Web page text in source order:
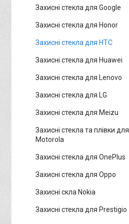
Захисні стекла для Google
Захисні стекла для Honor
Захисні стекла для HTC
Захисні стекла для Huawei
Захисні стекла для Lenovo
Захисні стекла для LG
Захисні стекла для Meizu
Захисні стекла та плівки для
Motorola
Захисні стекла для OnePlus
Захисні стекла для Oppo
Захисні скла Nokia
Захисні стекла для Prestigio